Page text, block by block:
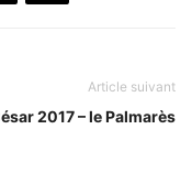
Article suivant
2017 – le Palmarès